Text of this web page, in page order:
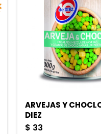
ARVEJAS Y
DIEZ
$ 33